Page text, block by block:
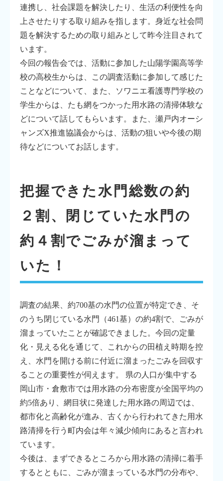
連携し、社会課題を解決したり、生活の利便性を向
上させたりする取り組みを指します。身近な社会問
題を解決するための取り組みとして昨今注目されて
います。
今回の報告会では、活動に参加した山陽学園高等学
校の高校生からは、この調査活動に参加して感じた
ことなどについて、また、ソワニエ看護専門学校の
学生からは、たも網をつかった用水路の清掃体験な
どについて話してもらいます。また、瀬戸内オーシ
ャンズX推進協議会からは、活動の狙いや今後の期
待などについてお話します。
把握できた水門総数の約
２割、閉じていた水門の
約４割でごみが溜まって
いた！
調査の結果、約700基の水門の位置が特定でき、そ
のうち閉じている水門（461基）の約4割で、ごみが
溜まっていたことが確認できました。今回の定量
化・見える化を通じて、これからの田植え時期を控
え、水門を開ける前に付近に溜まったごみを回収す
ることの重要性が伺えます。 県の人口が集中する
岡山市・倉敷市では用水路の分布密度が全国平均の
約5倍あり、網目状に発達した用水路の周辺では、
都市化と高齢化が進み、古くから行われてきた用水
路清掃を行う町内会は年々減少傾向にあると言われ
ています。
今後は、まずできるところから用水路の清掃に着手
するとともに、ごみが溜まっている水門の分布や、